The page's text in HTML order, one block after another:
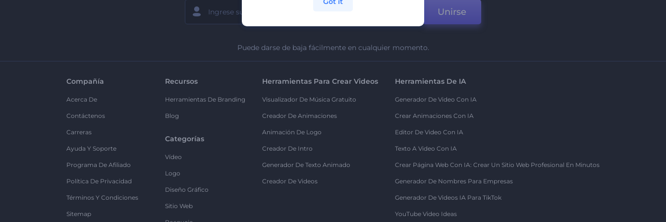
Unirse
Puede darse de baja fácilmente en cualquier momento.
Compañía
Acerca De
Contáctenos
Carreras
Ayuda Y Soporte
Programa De Afiliado
Política De Privacidad
Términos Y Condiciones
Sitemap
Recursos
Herramientas De Branding
Blog
Categorías
Vídeo
Logo
Diseño Gráfico
Sitio Web
Herramientas Para Crear Videos
Visualizador De Música Gratuito
Creador De Animaciones
Animación De Logo
Creador De Intro
Generador De Texto Animado
Creador De Videos
Herramientas De IA
Generador De Video Con IA
Crear Animaciones Con IA
Editor De Video Con IA
Texto A Video Con IA
Crear Página Web Con IA: Crear Un Sitio Web Profesional En Minutos
Generador De Nombres Para Empresas
Generador De Videos IA Para TikTok
YouTube Video Ideas